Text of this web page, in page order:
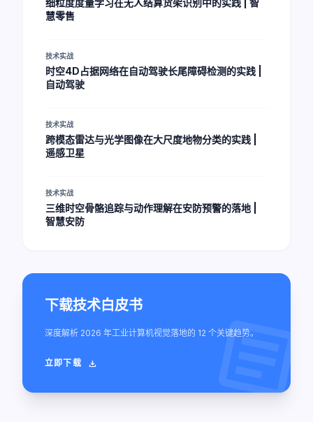
细粒度度量学习在无人结算货架识别中的实践 | 智
慧零售
技术实战
时空4D占据网络在自动驾驶长尾障碍检测的实践 |
自动驾驶
技术实战
跨模态雷达与光学图像在大尺度地物分类的实践 |
遥感卫星
技术实战
三维时空骨骼追踪与动作理解在安防预警的落地 |
智慧安防
下载技术白皮书
深度解析 2026 年工业计算机视觉落地的 12 个关键趋势。
立即下载 download article